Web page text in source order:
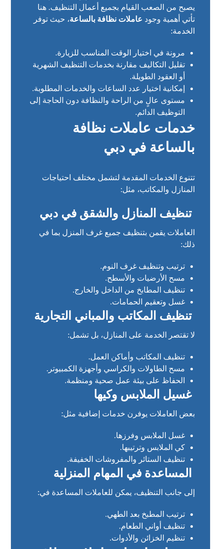
يصبح من الصعب القيام بجميع أعمال التنظيف. هنا
تأتي أهمية وجود عاملات نظافة بالساعة، حيث توفر
الخدمة:
مرونة في اختيار الوقت المناسب للزيارة.
تقليل التكاليف مقارنة بخدمات التنظيف الشهرية
أو العقود الطويلة.
إمكانية اختيار عدد الساعات والخدمات المطلوبة.
مستوى عالٍ من الراحة والنظافة دون الحاجة إلى
التوظيف الدائم.
خدمات عاملات نظافة
بالساعة في دبي
تتنوع الخدمات المقدمة لتشمل مختلف احتياجات
المنازل والمكاتب، مثل:
تنظيف المنازل والشقق في دبي
العاملات يقمن بتنظيف جميع غرف المنزل بما في
ذلك:
ترتيب وتنظيف غرف النوم.
مسح الأرضيات والأسطح.
تنظيف المطابخ من الداخل والخارج.
غسل وتعقيم الحمامات.
تنظيف المكاتب والمباني التجارية
لا تقتصر الخدمة على المنازل، بل تشمل:
تنظيف المكاتب وأماكن العمل.
مسح الطاولات والكراسي وأجهزة الكمبيوتر.
الحفاظ على بيئة عمل صحية ومنظمة.
غسيل الملابس وكيها
بعض العاملات يوفرن خدمات إضافية مثل:
غسل الملابس وفرزها.
كي الملابس وترتيبها.
تنظيف الستائر والمفروشات الخفيفة.
المساعدة في المهام المنزلية
إلى جانب التنظيف، يمكن للعاملات المساعدة في:
ترتيب المطبخ بعد الطهي.
تنظيف أواني الطعام.
تنظيم الخزائن والأدوات.